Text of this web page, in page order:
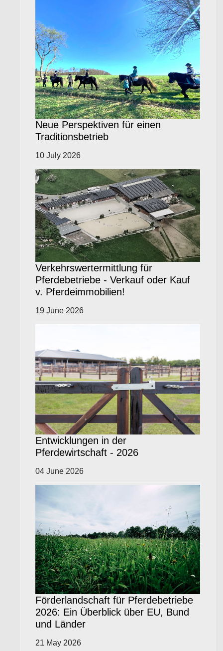
Neue Perspektiven für einen
Traditionsbetrieb
10 July 2026
Verkehrswertermittlung für
Pferdebetriebe - Verkauf oder Kauf
v. Pferdeimmobilien!
19 June 2026
Entwicklungen in der
Pferdewirtschaft - 2026
04 June 2026
Förderlandschaft für Pferdebetriebe
2026: Ein Überblick über EU, Bund
und Länder
21 May 2026